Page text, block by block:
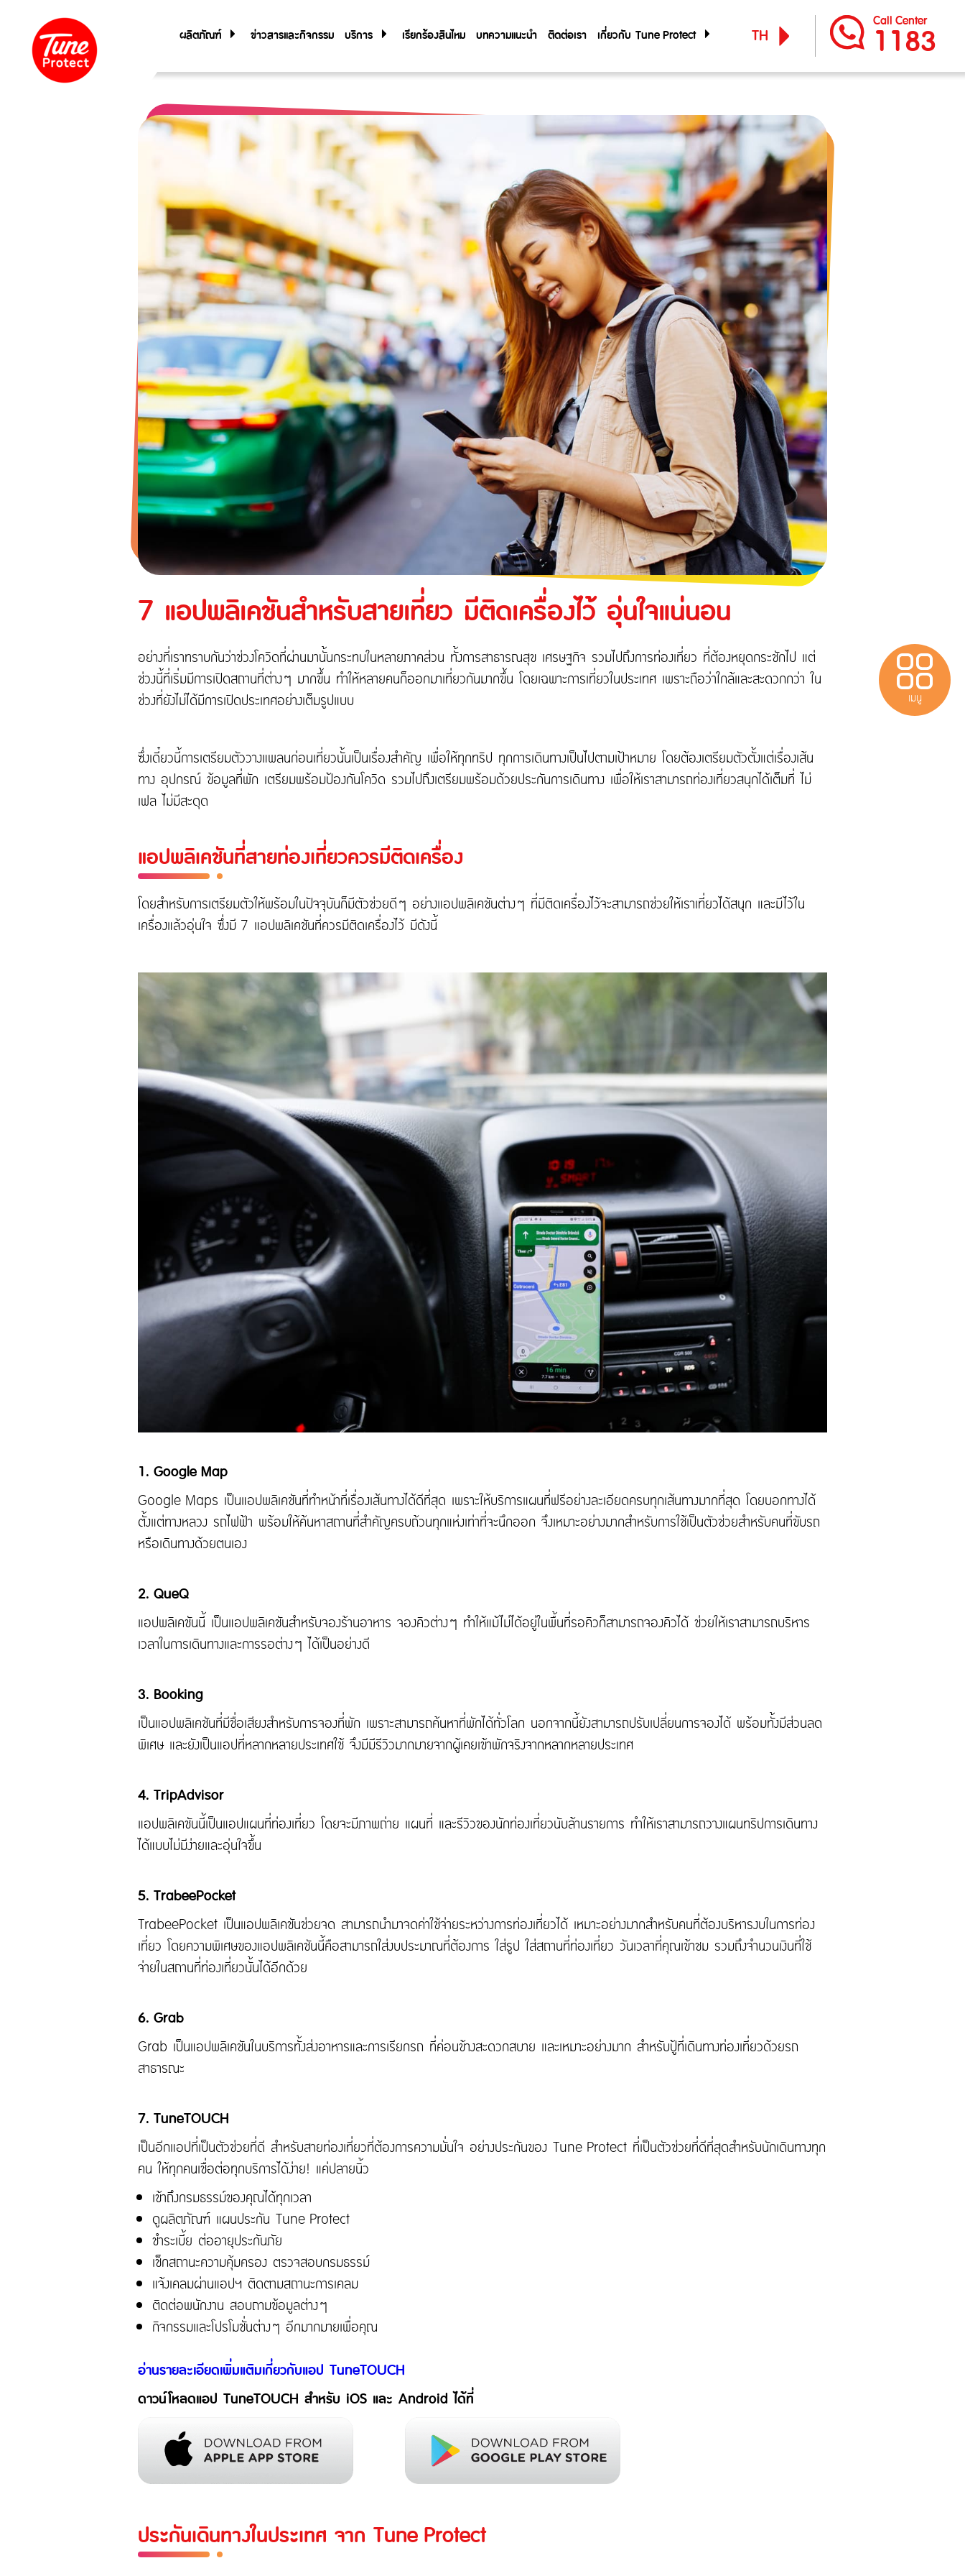
ผลิตภัณฑ์
ประกันภัยการเดินทาง
ทูน ไอพาส
ทูน ทราเวล ประกันเดินทางต่างประเทศ
ประกันภัยสำหรับธุรกิจ
ประกันความเสี่ยงภัยทุกชนิดสำหรับงานรับเหมา
ก่อสร้าง/ติดตั้งเครื่องจักร
ประกันภัยความเสี่ยงภัยทุกชนิดของเครื่องจักรที่
ใช้ในงานก่อสร้าง
ประกันความเสี่ยงภัยทุกชนิดของอุตสาหกรรม
ความรับผิดต่อบุคคลภายนอก
ประกันภัยธุรกิจหยุดชะงัก
ประกันภัยทางทะเล และขนส่ง
ประกันอัคคีภัย
ข่าวสารและกิจกรรม บริการ
เรียกร้องสินไหม บทความแนะนำ ติดต่อเรา เกี่ยวกับ Tune Protect
รายงานประจำปี
ข้อมูลสำคัญทางการเงิน
TH
EN
Call Center
1183
7 แอปพลิเคชันสำหรับสายเที่ยว มีติดเครื่องไว้ อุ่นใจแน่นอน
อย่างที่เราทราบกันว่าช่วงโควิดที่ผ่านมานั้นกระทบในหลายภาคส่วน ทั้งการสาธารณสุข เศรษฐกิจ รวมไปถึงการท่องเที่ยว ที่ต้องหยุดกระชักไป แต่
ช่วงนี้ที่เริ่มมีการเปิดสถานที่ต่างๆ มากขึ้น ทำให้หลายคนก็ออกมาเที่ยวกันมากขึ้น โดยเฉพาะการเที่ยวในประเทศ เพราะถือว่าใกล้และสะดวกกว่า ใน
ช่วงที่ยังไม่ได้มีการเปิดประเทศอย่างเต็มรูปแบบ
ซึ่งเดี๋ยวนี้การเตรียมตัววางแพลนก่อนเที่ยวนั้นเป็นเรื่องสำคัญ เพื่อให้ทุกทริป ทุกการเดินทางเป็นไปตามเป้าหมาย โดยต้องเตรียมตัวตั้งแต่เรื่องเส้น
ทาง อุปกรณ์ ข้อมูลที่พัก เตรียมพร้อมป้องกันโควิด รวมไปถึงเตรียมพร้อมด้วยประกันการเดินทาง เพื่อให้เราสามารถท่องเที่ยวสนุกได้เต็มที่ ไม่
เฟล ไม่มีสะดุด
แอปพลิเคชันที่สายท่องเที่ยวควรมีติดเครื่อง
โดยสำหรับการเตรียมตัวให้พร้อมในปัจจุบันก็มีตัวช่วยดีๆ อย่างแอปพลิเคชันต่างๆ ที่มีติดเครื่องไว้จะสามารถช่วยให้เราเที่ยวได้สนุก และมีไว้ใน
เครื่องแล้วอุ่นใจ ซึ่งมี 7 แอปพลิเคชันที่ควรมีติดเครื่องไว้ มีดังนี้
1. Google Map
Google Maps เป็นแอปพลิเคชันที่ทำหน้าที่เรื่องเส้นทางได้ดีที่สุด เพราะให้บริการแผนที่ฟรีอย่างละเอียดครบทุกเส้นทางมากที่สุด โดยบอกทางได้
ตั้งแต่ทางหลวง รถไฟฟ้า พร้อมให้ค้นหาสถานที่สำคัญครบถ้วนทุกแห่งเท่าที่จะนึกออก จึงเหมาะอย่างมากสำหรับการใช้เป็นตัวช่วยสำหรับคนที่ขับรถ
หรือเดินทางด้วยตนเอง
2. QueQ
แอปพลิเคชันนี้ เป็นแอปพลิเคชันสำหรับจองร้านอาหาร จองคิวต่างๆ ทำให้แม้ไม่ได้อยู่ในพื้นที่รอคิวก็สามารถจองคิวได้ ช่วยให้เราสามารถบริหาร
เวลาในการเดินทางและการรอต่างๆ ได้เป็นอย่างดี
3. Booking
เป็นแอปพลิเคชันที่มีชื่อเสียงสำหรับการจองที่พัก เพราะสามารถค้นหาที่พักได้ทั่วโลก นอกจากนี้ยังสามารถปรับเปลี่ยนการจองได้ พร้อมทั้งมีส่วนลด
พิเศษ และยังเป็นแอปที่หลากหลายประเทศใช้ จึงมีมีรีวิวมากมายจากผู้เคยเข้าพักจริงจากหลากหลายประเทศ
4. TripAdvisor
แอปพลิเคชันนี้เป็นแอปแผนที่ท่องเที่ยว โดยจะมีภาพถ่าย แผนที่ และรีวิวของนักท่องเที่ยวนับล้านรายการ ทำให้เราสามารถวางแผนทริปการเดินทาง
ได้แบบไม่มีง่ายและอุ่นใจขึ้น
5. TrabeePocket
TrabeePocket เป็นแอปพลิเคชันช่วยจด สามารถนำมาจดค่าใช้จ่ายระหว่างการท่องเที่ยวได้ เหมาะอย่างมากสำหรับคนที่ต้องบริหารงบในการท่อง
เที่ยว โดยความพิเศษของแอปพลิเคชันนี้คือสามารถใส่งบประมาณที่ต้องการ ใส่รูป ใส่สถานที่ท่องเที่ยว วันเวลาที่คุณเข้าชม รวมถึงจำนวนเงินที่ใช้
จ่ายในสถานที่ท่องเที่ยวนั้นได้อีกด้วย
6. Grab
Grab เป็นแอปพลิเคชันในบริการทั้งส่งอาหารและการเรียกรถ ที่ค่อนข้างสะดวกสบาย และเหมาะอย่างมาก สำหรับปู้ที่เดินทางท่องเที่ยวด้วยรถ
สาธารณะ
7. TuneTOUCH
เป็นอีกแอปที่เป็นตัวช่วยที่ดี สำหรับสายท่องเที่ยวที่ต้องการความมั่นใจ อย่างประกันของ Tune Protect ที่เป็นตัวช่วยที่ดีที่สุดสำหรับนักเดินทางทุก
คน ให้ทุกคนเชื่อต่อทุกบริการได้ง่าย! แค่ปลายนิ้ว
เข้าถึงกรมธรรม์ของคุณได้ทุกเวลา
ดูผลิตภัณฑ์ แผนประกัน Tune Protect
ชำระเบี้ย ต่ออายุประกันภัย
เช็กสถานะความคุ้มครอง ตรวจสอบกรมธรรม์
แจ้งเคลมผ่านแอปฯ ติดตามสถานะการเคลม
ติดต่อพนักงาน สอบถามข้อมูลต่างๆ
กิจกรรมและโปรโมชั่นต่างๆ อีกมากมายเพื่อคุณ
อ่านรายละเอียดเพิ่มแติมเกี่ยวกับแอป TuneTOUCH
ดาวน์โหลดแอป TuneTOUCH สำหรับ iOS และ Android ได้ที่
ประกันเดินทางในประเทศ จาก Tune Protect
เมนู